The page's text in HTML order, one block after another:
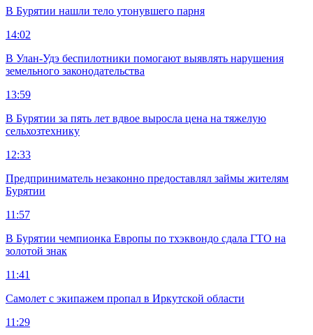
В Бурятии нашли тело утонувшего парня
14:02
В Улан-Удэ беспилотники помогают выявлять нарушения
земельного законодательства
13:59
В Бурятии за пять лет вдвое выросла цена на тяжелую
сельхозтехнику
12:33
Предприниматель незаконно предоставлял займы жителям
Бурятии
11:57
В Бурятии чемпионка Европы по тхэквондо сдала ГТО на
золотой знак
11:41
Самолет с экипажем пропал в Иркутской области
11:29